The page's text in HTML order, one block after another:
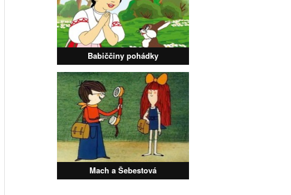
Babiččiny pohádky
Mach a Šebestová